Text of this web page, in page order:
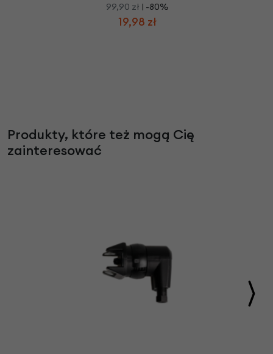
99,90 zł | -80%
19,98 zł
Produkty, które też mogą Cię
zainteresować